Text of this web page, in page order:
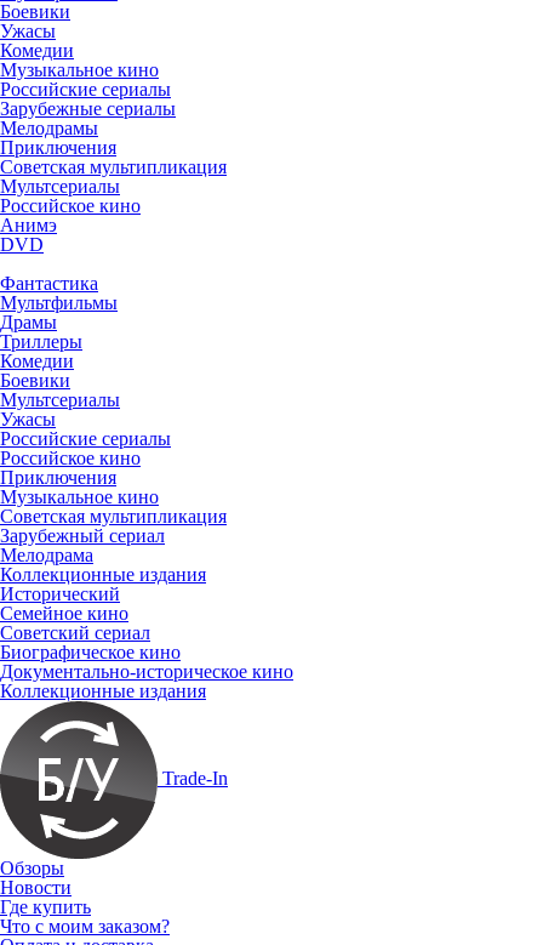
Боевики
Ужасы
Комедии
Музыкальное кино
Российские сериалы
Зарубежные сериалы
Мелодрамы
Приключения
Советская мультипликация
Мультсериалы
Российское кино
Анимэ
DVD
Фантастика
Мультфильмы
Драмы
Триллеры
Комедии
Боевики
Мультсериалы
Ужасы
Российские сериалы
Российское кино
Приключения
Музыкальное кино
Советская мультипликация
Зарубежный сериал
Мелодрама
Коллекционные издания
Исторический
Семейное кино
Советский сериал
Биографическое кино
Документально-историческое кино
Коллекционные издания
Trade-In
Обзоры
Новости
Где купить
Что с моим заказом?